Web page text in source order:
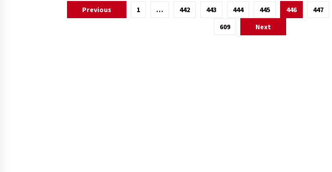
Pagination
Previous 1 … 442 443 444 445 446 447
609
Next